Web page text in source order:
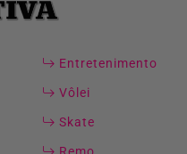
Entretenimento
Vôlei
Skate